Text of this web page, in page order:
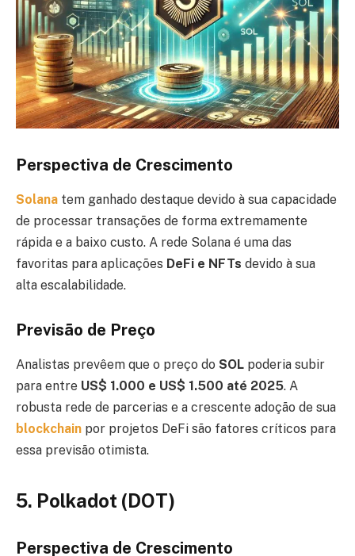
Perspectiva de Crescimento
Solana tem ganhado destaque devido à sua capacidade
de processar transações de forma extremamente
rápida e a baixo custo. A rede Solana é uma das
favoritas para aplicações DeFi e NFTs devido à sua
alta escalabilidade.
Previsão de Preço
Analistas prevêem que o preço do SOL poderia subir
para entre US$ 1.000 e US$ 1.500 até 2025. A
robusta rede de parcerias e a crescente adoção de sua
blockchain por projetos DeFi são fatores críticos para
essa previsão otimista.
5. Polkadot (DOT)
Perspectiva de Crescimento